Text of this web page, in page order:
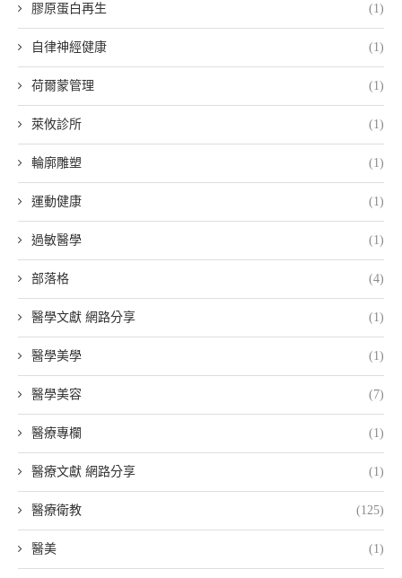
膠原蛋白再生 (1)
自律神經健康 (1)
荷爾蒙管理 (1)
萊攸診所 (1)
輪廓雕塑 (1)
運動健康 (1)
過敏醫學 (1)
部落格 (4)
醫學文獻 網路分享 (1)
醫學美學 (1)
醫學美容 (7)
醫療專欄 (1)
醫療文獻 網路分享 (1)
醫療衛教 (125)
醫美 (1)